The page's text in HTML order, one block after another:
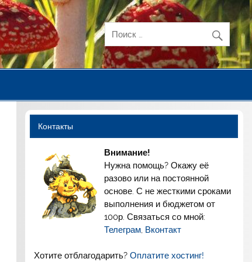
Контакты
Внимание!
Нужна помощь? Окажу её
разово или на постоянной
основе. С не жесткими сроками
выполнения и бюджетом от
100р. Связаться со мной:
Телеграм Вконтакт
Хотите отблагодарить?Оплатите хостинг!